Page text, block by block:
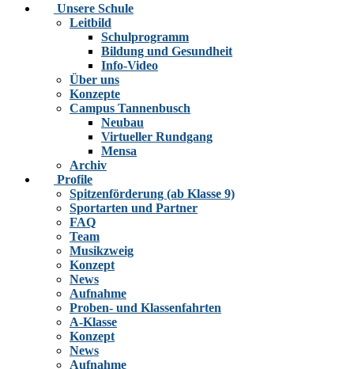
Unsere Schule
Leitbild
Schulprogramm
Bildung und Gesundheit
Info-Video
Über uns
Konzepte
Campus Tannenbusch
Neubau
Virtueller Rundgang
Mensa
Archiv
Profile
Spitzenförderung (ab Klasse 9)
Sportarten und Partner
FAQ
Team
Musikzweig
Konzept
News
Aufnahme
Proben- und Klassenfahrten
A-Klasse
Konzept
News
Aufnahme